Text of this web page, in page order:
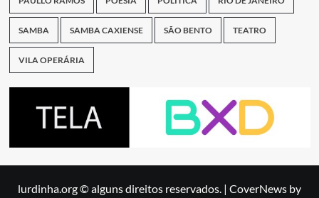
SAMBA SAMBA CAXIENSE SÃO BENTO TEATRO
VILA OPERÁRIA
lurdinha.org © alguns direitos reservados. | CoverNews by